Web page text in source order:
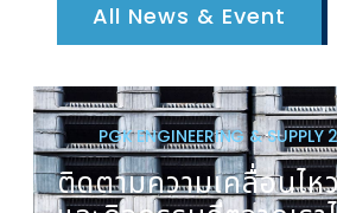
All News & Event
PGK ENGINEERING & SUPPLY
ติดตามความเคลื่อนไห